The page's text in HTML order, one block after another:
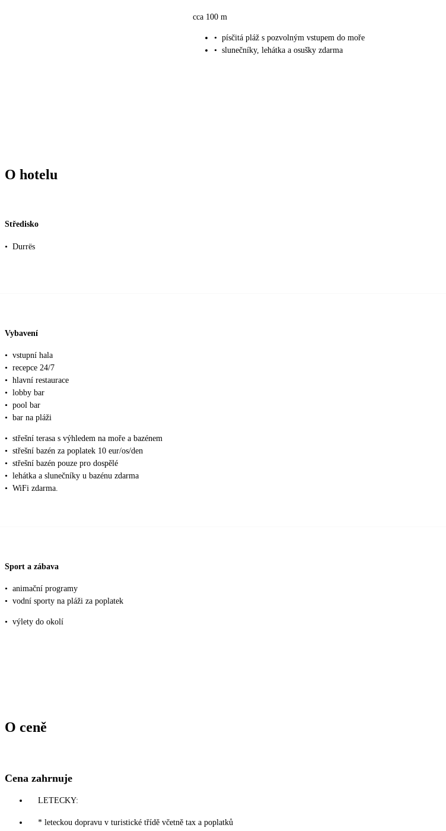
cca 100 m
• písčitá pláž s pozvolným vstupem do moře
• slunečníky, lehátka a osušky zdarma
O hotelu
Středisko
• Durrës
Vybavení
• vstupní hala
• recepce 24/7
• hlavní restaurace
• lobby bar
• pool bar
• bar na pláži
• střešní terasa s výhledem na moře a bazénem
• střešní bazén za poplatek 10 eur/os/den
• střešní bazén pouze pro dospělé
• lehátka a slunečníky u bazénu zdarma
• WiFi zdarma.
Sport a zábava
• animační programy
• vodní sporty na pláži za poplatek
• výlety do okolí
O ceně
Cena zahrnuje
LETECKY:
* leteckou dopravu v turistické třídě včetně tax a poplatků